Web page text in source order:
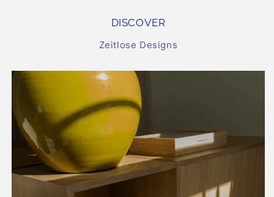
DISCOVER
Zeitlose Designs